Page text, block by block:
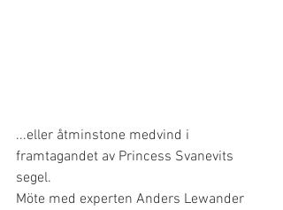
...eller åtminstone medvind i
framtagandet av Princess Svanevits
segel.
Möte med experten Anders Lewander